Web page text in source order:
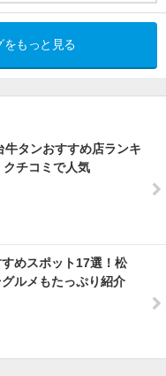
をもっと見る
牛タンおすすめ店ランキ
チコミで人気
めスポット17選！松
ルメもたっぷり紹介